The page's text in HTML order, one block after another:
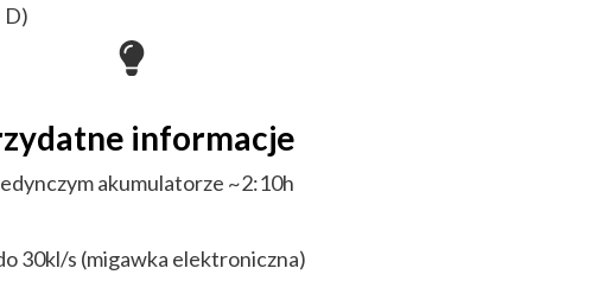
D)
informacje
akumulatorze ~2:10h
30kl/s (migawka elektroniczna)